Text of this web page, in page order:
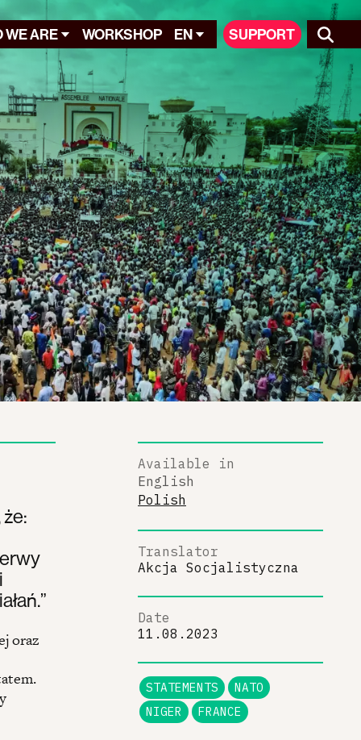
WE ARE WORKSHOP EN SUPPORT
oraz
Available in
English
Polish
Translator
Akcja Socjalistyczna
Date
11.08.2023
STATEMENTS
NATO
NIGER
FRANCE